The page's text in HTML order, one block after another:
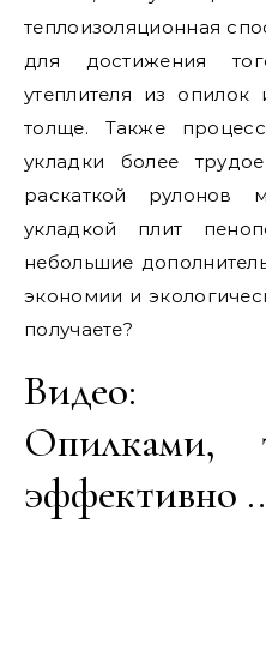
теплоизоляционная
для достижения
утеплителя из
толще. Также
укладки более
раскаткой рулонов
укладкой плит
небольшие
экономии и
получаете?
Видео:
эффективно